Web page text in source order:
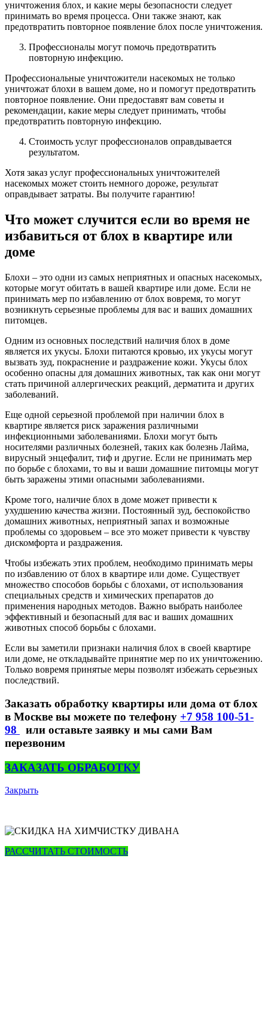
уничтожения блох, и какие меры безопасности следует
принимать во время процесса. Они также знают, как
предотвратить повторное появление блох после уничтожения.
Профессионалы могут помочь предотвратить
повторную инфекцию.
Профессиональные уничтожители насекомых не только
уничтожат блохи в вашем доме, но и помогут предотвратить
повторное появление. Они предоставят вам советы и
рекомендации, какие меры следует принимать, чтобы
предотвратить повторную инфекцию.
Стоимость услуг профессионалов оправдывается
результатом.
Хотя заказ услуг профессиональных уничтожителей
насекомых может стоить немного дороже, результат
оправдывает затраты. Вы получите гарантию!
Что может случится если во время не
избавиться от блох в квартире или
доме
Блохи – это одни из самых неприятных и опасных насекомых,
которые могут обитать в вашей квартире или доме. Если не
принимать мер по избавлению от блох вовремя, то могут
возникнуть серьезные проблемы для вас и ваших домашних
питомцев.
Одним из основных последствий наличия блох в доме
является их укусы. Блохи питаются кровью, их укусы могут
вызвать зуд, покраснение и раздражение кожи. Укусы блох
особенно опасны для домашних животных, так как они могут
стать причиной аллергических реакций, дерматита и других
заболеваний.
Еще одной серьезной проблемой при наличии блох в
квартире является риск заражения различными
инфекционными заболеваниями. Блохи могут быть
носителями различных болезней, таких как болезнь Лайма,
вирусный энцефалит, тиф и другие. Если не принимать мер
по борьбе с блохами, то вы и ваши домашние питомцы могут
быть заражены этими опасными заболеваниями.
Кроме того, наличие блох в доме может привести к
ухудшению качества жизни. Постоянный зуд, беспокойство
домашних животных, неприятный запах и возможные
проблемы со здоровьем – все это может привести к чувству
дискомфорта и раздражения.
Чтобы избежать этих проблем, необходимо принимать меры
по избавлению от блох в квартире или доме. Существует
множество способов борьбы с блохами, от использования
специальных средств и химических препаратов до
применения народных методов. Важно выбрать наиболее
эффективный и безопасный для вас и ваших домашних
животных способ борьбы с блохами.
Если вы заметили признаки наличия блох в своей квартире
или доме, не откладывайте принятие мер по их уничтожению.
Только вовремя принятые меры позволят избежать серьезных
последствий.
Заказать обработку квартиры или дома от блох
в Москве вы можете по телефону +7 958 100-51-
98
или оставьте заявку и мы сами Вам
перезвоним
ЗАКАЗАТЬ ОБРАБОТКУ
Закрыть
РАССЧИТАТЬ СТОИМОСТЬ